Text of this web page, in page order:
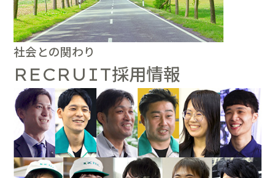
社会との関わり
RECRUIT採用情報